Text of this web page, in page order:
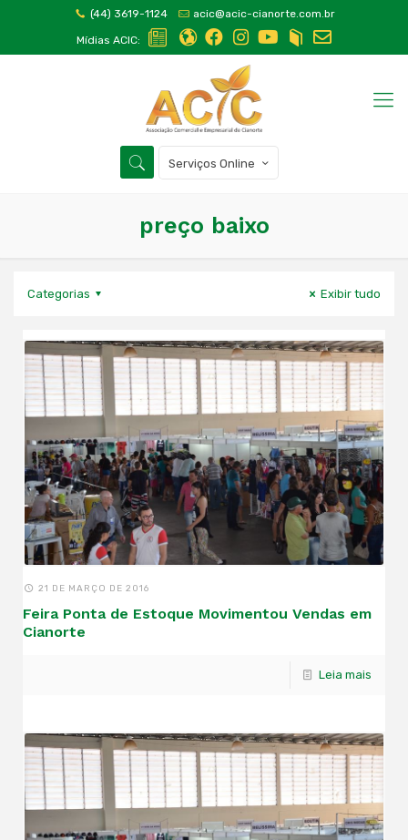
(44) 3619-1124 acic@acic-cianorte.com.br
Mídias ACIC:
Serviços Online
preço baixo
Categorias Exibir tudo
21 DE MARÇO DE 2016
Feira Ponta de Estoque Movimentou Vendas em
Cianorte
Leia mais